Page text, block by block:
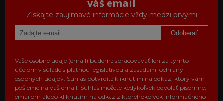
váš email
Získajte zaujímavé informácie vždy medzi prvými
Odoberať
Vaše osobné údaje (email) budeme spracovávať len za týmto
účelom v súlade s platnou legislatívou a zásadami ochrany
osobných údajov. Súhlas potvrdíte kliknutím na odkaz, ktorý vám
pošleme na váš email. Súhlas môžete kedykoľvek odvolať písomne,
emailom alebo kliknutím na odkaz z ktoréhokoľvek informačného